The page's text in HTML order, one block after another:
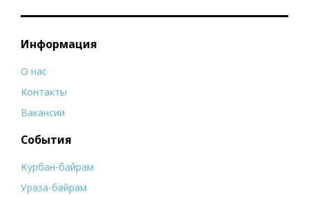
Информация
О нас
Контакты
Вакансии
События
Курбан-байрам
Ураза-байрам